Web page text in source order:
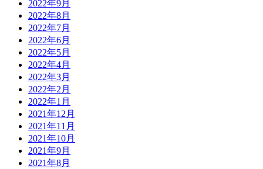
2022年9月
2022年8月
2022年7月
2022年6月
2022年5月
2022年4月
2022年3月
2022年2月
2022年1月
2021年12月
2021年11月
2021年10月
2021年9月
2021年8月